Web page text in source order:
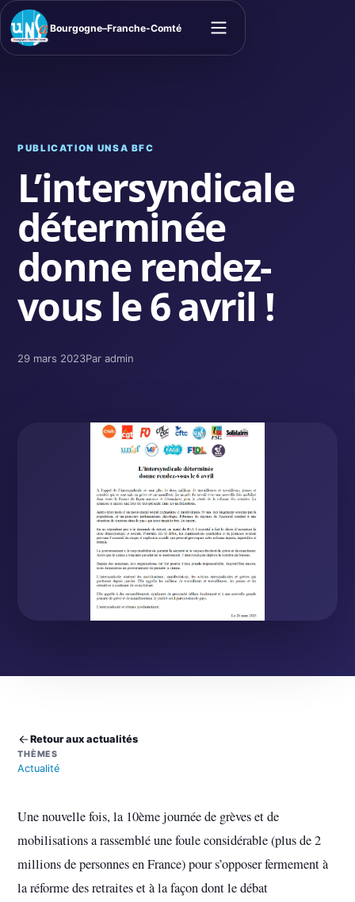
Bourgogne–Franche-Comté
Ouvrir le menu
PUBLICATION UNSA BFC
L’intersyndicale
déterminée
donne rendez-
vous le 6 avril !
29 mars 2023Par admin
Retour aux actualités
THÈMES
Actualité
Une nouvelle fois, la 10ème journée de grèves et de
mobilisations a rassemblé une foule considérable (plus de 2
millions de personnes en France) pour s’opposer fermement à
la réforme des retraites et à la façon dont le débat